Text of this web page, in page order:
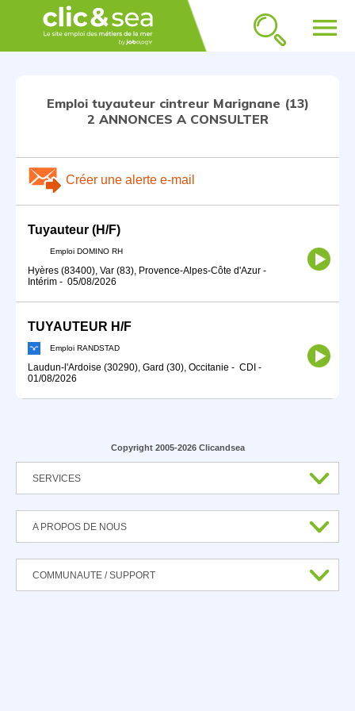
menu
Emploi tuyauteur cintreur Marignane (13)
2 ANNONCES A CONSULTER
Créer une alerte e-mail
Tuyauteur (H/F)
Emploi DOMINO RH
Hyères (83400), Var (83), Provence-Alpes-Côte d'Azur -
Intérim - 05/08/2026
TUYAUTEUR H/F
Emploi RANDSTAD
Laudun-l'Ardoise (30290), Gard (30), Occitanie - CDI -
01/08/2026
Copyright 2005-2026 Clicandsea
SERVICES
A PROPOS DE NOUS
COMMUNAUTE / SUPPORT